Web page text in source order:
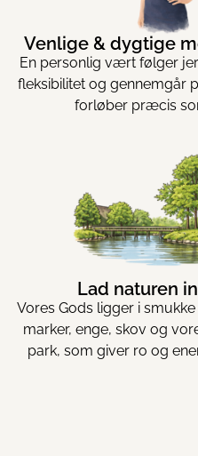
Venlige & dygtige
En personlig vært følger
fleksibilitet og gennemgår
forløber præcis
Lad naturen
Vores Gods ligger i
marker, enge, skov og
park, som giver ro og